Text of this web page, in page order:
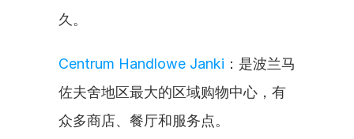
久。
Centrum Handlowe Janki ：是波兰马
佐夫舍地区最大的区域购物中心，有
众多商店、餐厅和服务点。